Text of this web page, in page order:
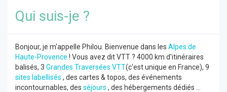
Qui suis-je ?
Bonjour, je m'appelle Philou. Bienvenue dans les Alpes de
Haute-Provence ! Vous avez dit VTT ? 4000 km d'itinéraires
balisés, 3 Grandes Traversées VTT(c'est unique en France), 9
sites labellisés , des cartes & topos, des événements
incontournables, des séjours , des hébergements dédiés ...